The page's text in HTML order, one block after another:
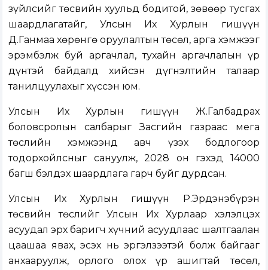
зүйлсийг төсвийн хуульд бодитой, зөвөөр тусгах
шаардлагатайг, Улсын Их Хурлын гишүүн
Д.Ганмаа хөрөнгө оруулалтын төсөл, арга хэмжээг
эрэмбэлж буй аргачлал, тухайн аргачлалын үр
дүнтэй байдалд хийсэн дүгнэлтийн талаар
танилцуулахыг хүссэн юм.
Улсын Их Хурлын гишүүн Ж.Галбадрах
боловсролын салбарыг Засгийн газраас мега
төслийн хэмжээнд авч үзэх бодлогоор
тодорхойлсныг сануулж, 2028 он гэхэд 14000
багш бэлдэх шаардлага гарч буйг дурдсан.
Улсын Их Хурлын гишүүн Р.Эрдэнэбүрэн
төсвийн төслийг Улсын Их Хурлаар хэлэлцэх
асуудал эрх баригч хүчний асуудлаас шалтгаалан
цаашаа явах, эсэх нь эргэлзээтэй болж байгааг
анхааруулж, орлого олох үр ашигтай төсөл,